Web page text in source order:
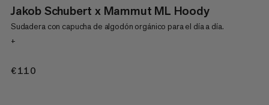
Jakob Schubert x Mammut ML Hoody
Sudadera con capucha de algodón orgánico para el día a día.
+
€110